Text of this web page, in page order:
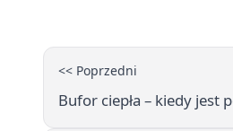
<< Poprzedni
Bufor ciepła – kiedy jest